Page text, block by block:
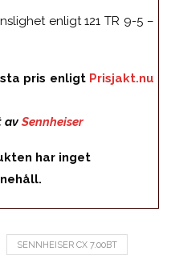
enligt 121 TR 9-5 –
pris enligt Prisjakt.nu
av Sennheiser
har inget
SENNHEISER CX 7.00BT